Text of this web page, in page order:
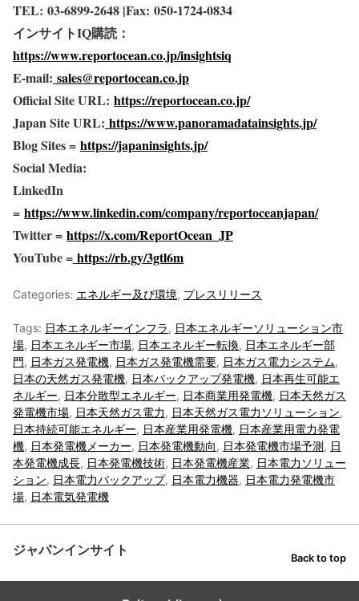
TEL: 03-6899-2648 |Fax: 050-1724-0834
インサイトIQ購読：
https://www.reportocean.co.jp/insightsiq
E-mail: sales@reportocean.co.jp
Official Site URL: https://reportocean.co.jp/
Japan Site URL: https://www.panoramadatainsights.jp/
Blog Sites = https://japaninsights.jp/
Social Media:
LinkedIn
= https://www.linkedin.com/company/reportoceanjapan/
Twitter = https://x.com/ReportOcean_JP
YouTube = https://rb.gy/3gtl6m
Categories: エネルギー及び環境, プレスリリース
Tags: 日本エネルギーインフラ, 日本エネルギーソリューション市
場, 日本エネルギー市場, 日本エネルギー転換, 日本エネルギー部
門, 日本ガス発電機, 日本ガス発電機需要, 日本ガス電力システム,
日本の天然ガス発電機, 日本バックアップ発電機, 日本再生可能エ
ネルギー, 日本分散型エネルギー, 日本商業用発電機, 日本天然ガス
発電機市場, 日本天然ガス電力, 日本天然ガス電力ソリューション,
日本持続可能エネルギー, 日本産業用発電機, 日本産業用電力発電
機, 日本発電機メーカー, 日本発電機動向, 日本発電機市場予測, 日
本発電機成長, 日本発電機技術, 日本発電機産業, 日本電力ソリュー
ション, 日本電力バックアップ, 日本電力機器, 日本電力発電機市
場, 日本電気発電機
ジャパンインサイト Back to top